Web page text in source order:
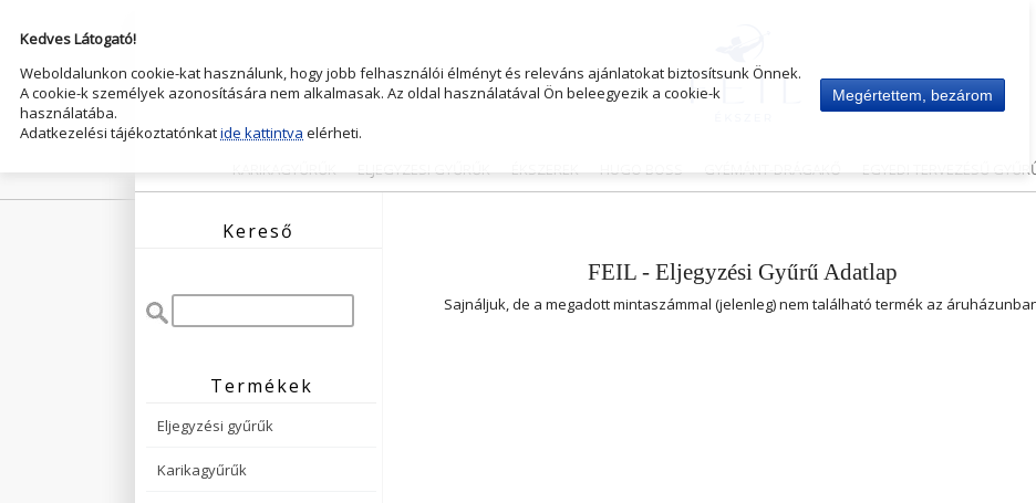
KARIKAGYŰRŰK ELJEGYZESI GYŰRŰK ÉKSZEREK HUGO BOSS GYÉMÁNT-DRÁGAKŐ EGYEDI TERVEZÉSŰ
Kereső
Termékek
Eljegyzési gyűrűk
Karikagyűrűk
FEIL - Eljegyzési Gyűrű Adatlap
Sajnáljuk, de a megadott mintaszámmal (jelenleg) nem található termék az
Kedves Látogató!
Weboldalunkon cookie-kat használunk, hogy jobb felhasználói élményt és releváns ajánlatokat biztosítsunk Önnek.
A cookie-k személyek azonosítására nem alkalmasak. Az oldal használatával Ön beleegyezik a cookie-k
használatába.
Adatkezelési tájékoztatónkatide kattintva elérheti.
Megértettem, bezárom